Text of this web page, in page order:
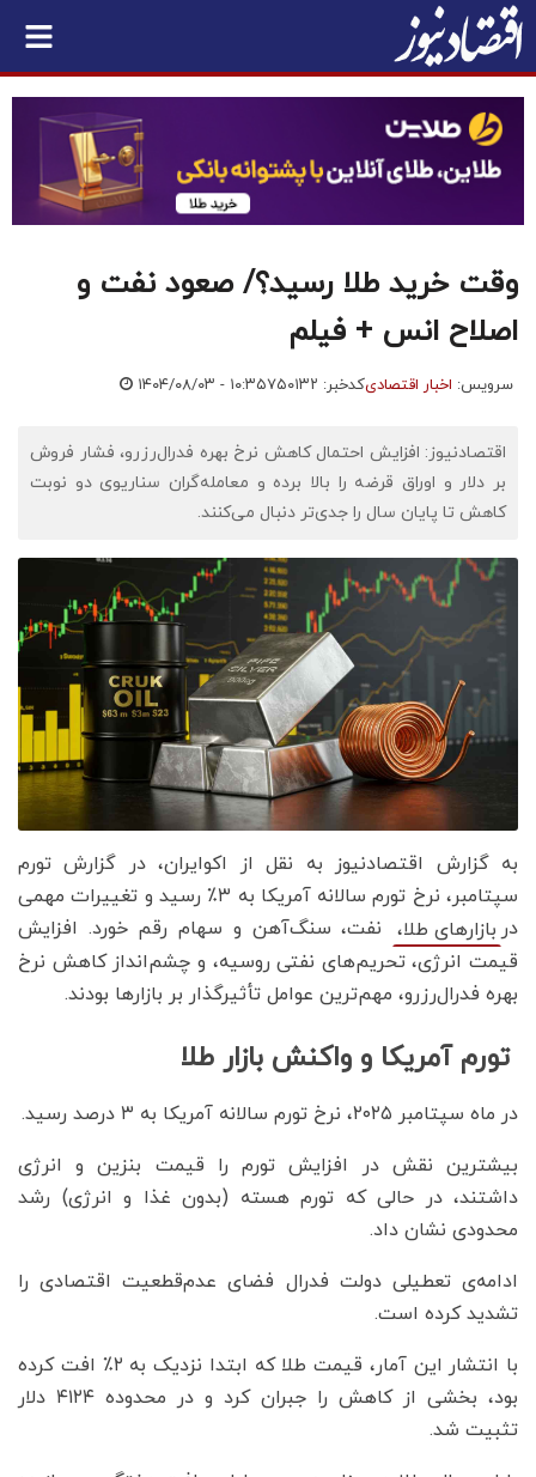
وقت خرید طلا رسید؟/ صعود نفت و
اصلاح انس + فیلم
سرویس: اخبار اقتصادیکدخبر: ۷۵۰۱۳۲ ۱۴۰۴/۰۸/۰۳ - ۱۰:۳۵
اقتصادنیوز: افزایش احتمال کاهش نرخ بهره فدرال‌رزرو، فشار فروش
بر دلار و اوراق قرضه را بالا برده و معامله‌گران سناریوی دو نوبت
کاهش تا پایان سال را جدی‌تر دنبال می‌کنند.
به گزارش اقتصادنیوز به نقل از اکوایران، در گزارش تورم
سپتامبر، نرخ تورم سالانه آمریکا به ۳٪ رسید و تغییرات مهمی
در بازارهای طلا،
نفت، سنگ‌آهن و سهام رقم خورد. افزایش
قیمت انرژی، تحریم‌های نفتی روسیه، و چشم‌انداز کاهش نرخ
بهره فدرال‌رزرو، مهم‌ترین عوامل تأثیرگذار بر بازارها بودند.
تورم آمریکا و واکنش بازار طلا
در ماه سپتامبر ۲۰۲۵، نرخ تورم سالانه آمریکا به ۳ درصد رسید.
بیشترین نقش در افزایش تورم را قیمت بنزین و انرژی
داشتند، در حالی که تورم هسته (بدون غذا و انرژی) رشد
محدودی نشان داد.
ادامه‌ی تعطیلی دولت فدرال فضای عدم‌قطعیت اقتصادی را
تشدید کرده است.
با انتشار این آمار، قیمت طلا که ابتدا نزدیک به ۲٪ افت کرده
بود، بخشی از کاهش را جبران کرد و در محدوده ۴۱۲۴ دلار
تثبیت شد.